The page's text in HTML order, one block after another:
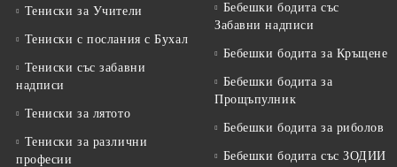
Тениски за Учители
Тениски с послания с Бухал
Тениски със забавни
надписи
Тениски за лятото
Тениски за различни
професии
Бебешки бодита със
Забавни надписи
Бебешки бодита за Кръщене
Бебешки бодита за
Прощъпулник
Бебешки бодита за риболов
Бебешки бодита със ЗОДИИ